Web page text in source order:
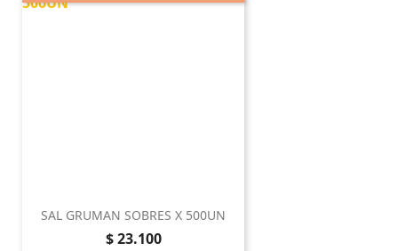
SAL GRUMAN SOBRES X 500UN
Precio
$ 23.100